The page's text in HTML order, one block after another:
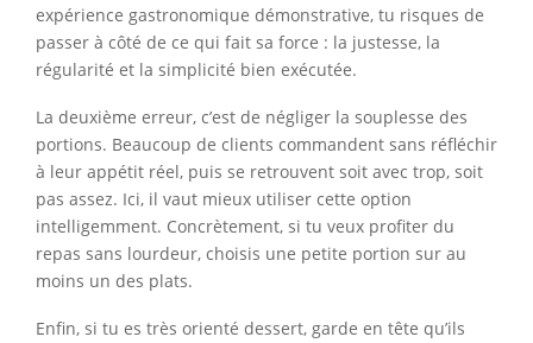
expérience gastronomique démonstrative, tu risques de
passer à côté de ce qui fait sa force : la justesse, la
régularité et la simplicité bien exécutée.
La deuxième erreur, c’est de négliger la souplesse des
portions. Beaucoup de clients commandent sans réfléchir
à leur appétit réel, puis se retrouvent soit avec trop, soit
pas assez. Ici, il vaut mieux utiliser cette option
intelligemment. Concrètement, si tu veux profiter du
repas sans lourdeur, choisis une petite portion sur au
moins un des plats.
Enfin, si tu es très orienté dessert, garde en tête qu’ils